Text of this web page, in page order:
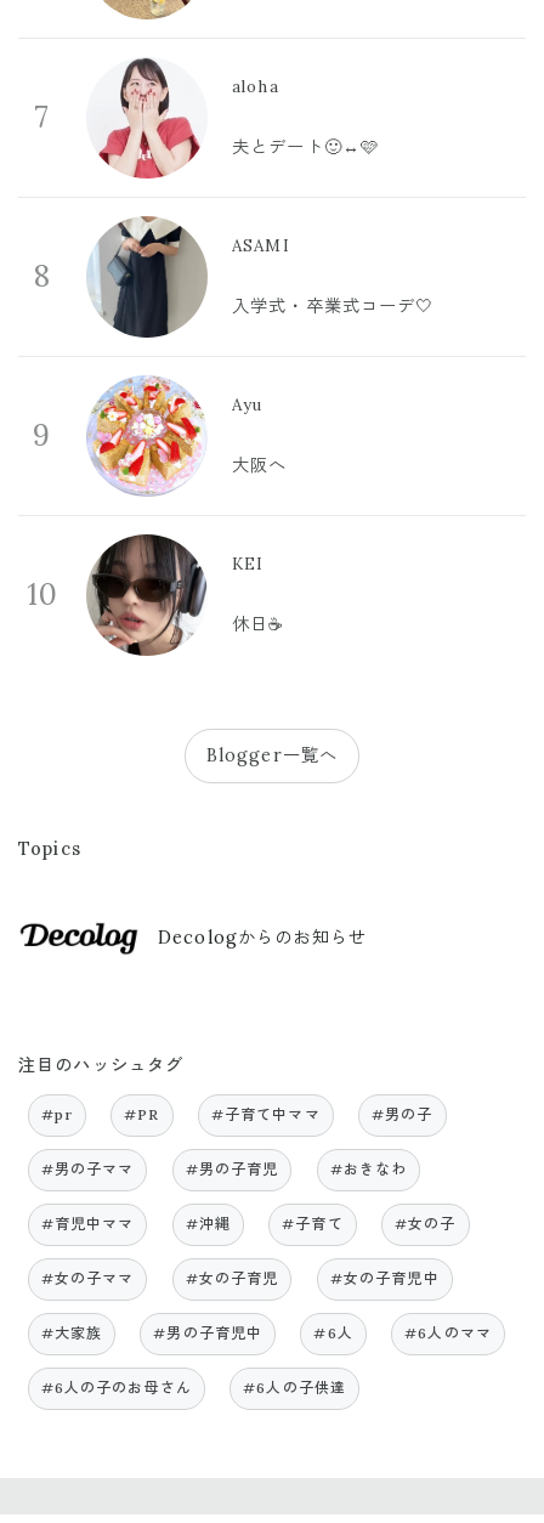
7
aloha
夫とデート🙂‍↔️🩷
8
ASAMI
入学式・卒業式コーデ🤍
9
Ayu
大阪へ
10
KEI
休日☕️
Blogger一覧へ
Topics
Decologからのお知らせ
注目のハッシュタグ
#pr #PR #子育て中ママ #男の子
#男の子ママ #男の子育児 #おきなわ
#育児中ママ #沖縄 #子育て #女の子
#女の子ママ #女の子育児 #女の子育児中
#大家族 #男の子育児中 #6人 #6人のママ
#6人の子のお母さん #6人の子供達